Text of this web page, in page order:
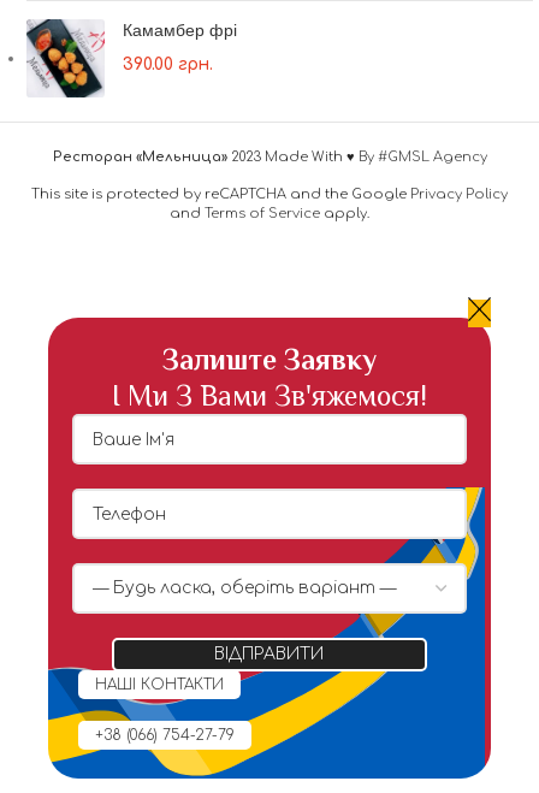
Камамбер фрі
390.00 грн.
Ресторан «Мельница» 2023 Made With ♥ By #GMSL Agency
This site is protected by reCAPTCHA and the Google Privacy Policy
and
Terms of Service apply.
Залиште Заявку
І Ми З Вами Зв'яжемося!
НАШІ КОНТАКТИ
+38 (066) 754-27-79